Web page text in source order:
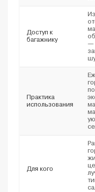
Доступ к
багажнику
—
Практика
использования
Для кого